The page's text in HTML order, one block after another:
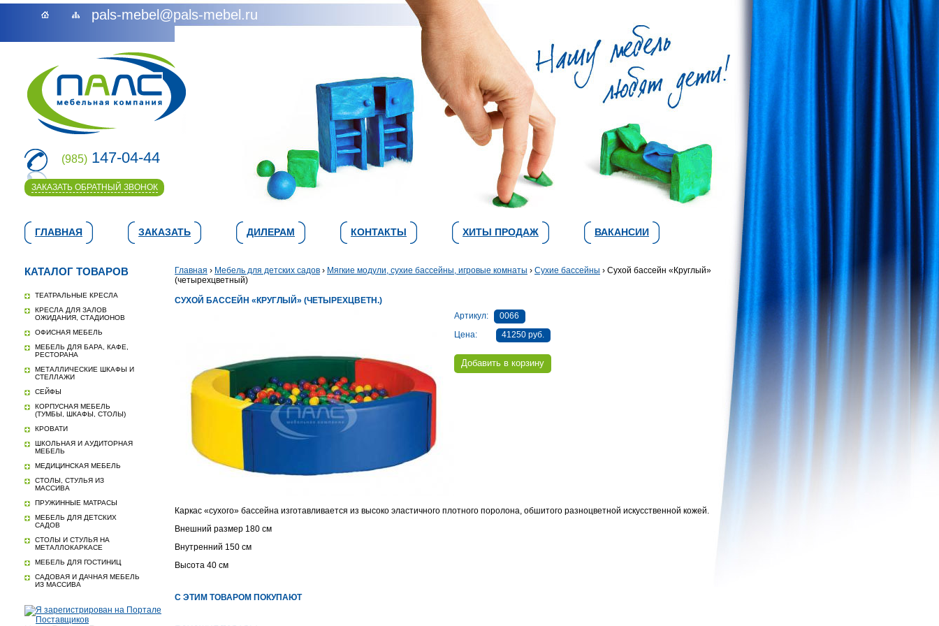
pals-mebel@pals-mebel.ru
(985) 147-04-44
ЗАКАЗАТЬ ОБРАТНЫЙ ЗВОНОК
ГЛАВНАЯ ЗАКАЗАТЬ ДИЛЕРАМ КОНТАКТЫ ХИТЫ ПРОДАЖ ВАКАНСИИ
КАТАЛОГ ТОВАРОВ
ТЕАТРАЛЬНЫЕ КРЕСЛА
КРЕСЛА ДЛЯ ЗАЛОВ
ОЖИДАНИЯ, СТАДИОНОВ
ОФИСНАЯ МЕБЕЛЬ
МЕБЕЛЬ ДЛЯ БАРА, КАФЕ,
РЕСТОРАНА
МЕТАЛЛИЧЕСКИЕ ШКАФЫ И
СТЕЛЛАЖИ
СЕЙФЫ
КОРПУСНАЯ МЕБЕЛЬ
(ТУМБЫ, ШКАФЫ, СТОЛЫ)
КРОВАТИ
ШКОЛЬНАЯ И АУДИТОРНАЯ
МЕБЕЛЬ
МЕДИЦИНСКАЯ МЕБЕЛЬ
СТОЛЫ, СТУЛЬЯ ИЗ
МАССИВА
ПРУЖИННЫЕ МАТРАСЫ
МЕБЕЛЬ ДЛЯ ДЕТСКИХ
САДОВ
СТОЛЫ И СТУЛЬЯ НА
МЕТАЛЛОКАРКАСЕ
МЕБЕЛЬ ДЛЯ ГОСТИНИЦ
САДОВАЯ И ДАЧНАЯ МЕБЕЛЬ
ИЗ МАССИВА
Главная › Мебель для детских садов › Мягкие модули, сухие бассейны, игровые комнаты › Cухие бассейны › Сухой бассейн «Круглый»
(четырехцветный)
СУХОЙ БАССЕЙН «КРУГЛЫЙ» (ЧЕТЫРЕХЦВЕТН.)
Артикул:
0066
Цена:
41250 руб.
Каркас «сухого» бассейна изготавливается из высоко эластичного плотного поролона, обшитого разноцветной искусственной кожей.
Внешний размер 180 см
Внутренний 150 см
Высота 40 см
С ЭТИМ ТОВАРОМ ПОКУПАЮТ